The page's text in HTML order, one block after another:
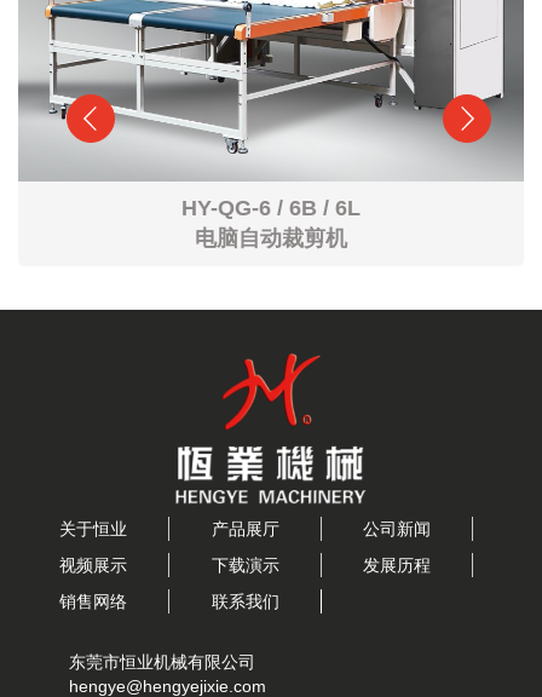
HY-D-1
自动叠料机
关于恒业 产品展厅
公司新闻
视频展示
下载演示
发展历程
销售网络
联系我们
东莞市恒业机械有限公司
hengye@hengyejixie.com